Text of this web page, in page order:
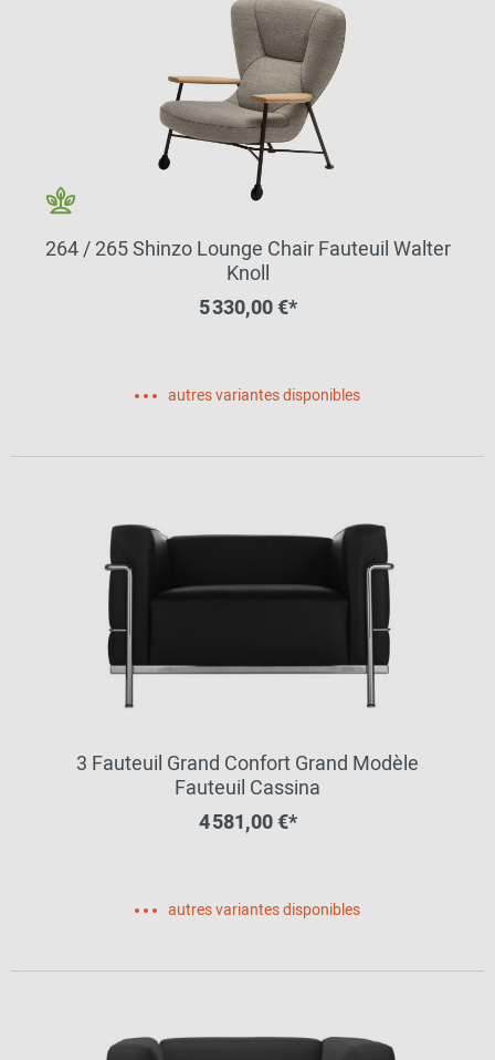
264 / 265 Shinzo Lounge Chair Fauteuil Walter
Knoll
5 330,00 €*
autres variantes disponibles
3 Fauteuil Grand Confort Grand Modèle
Fauteuil Cassina
4 581,00 €*
autres variantes disponibles